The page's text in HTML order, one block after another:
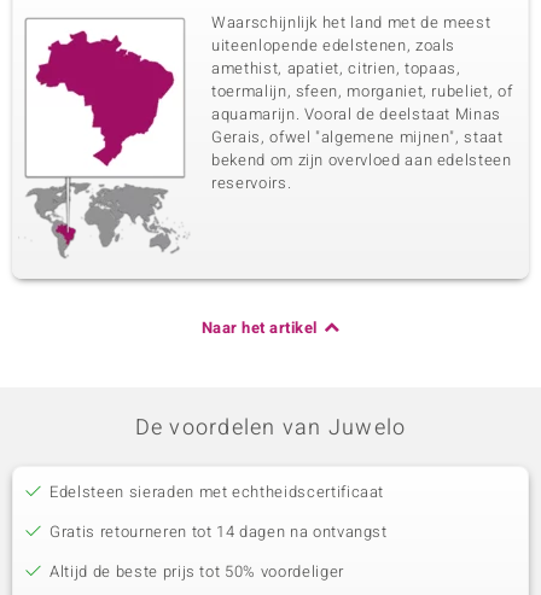
Waarschijnlijk het land met de meest
uiteenlopende edelstenen, zoals
amethist, apatiet, citrien, topaas,
toermalijn, sfeen, morganiet, rubeliet, of
aquamarijn. Vooral de deelstaat Minas
Gerais, ofwel "algemene mijnen", staat
bekend om zijn overvloed aan edelsteen
reservoirs.
Naar het artikel
De voordelen van Juwelo
Edelsteen sieraden met echtheidscertificaat
Gratis retourneren tot 14 dagen na ontvangst
Altijd de beste prijs tot 50% voordeliger